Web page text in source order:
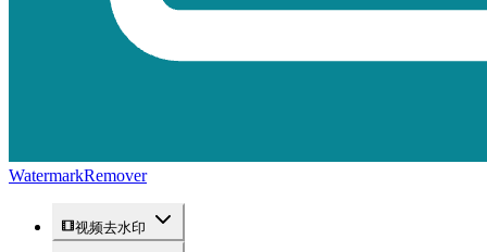
WatermarkRemover
视频去水印